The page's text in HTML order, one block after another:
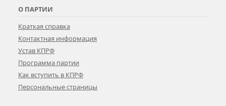
О ПАРТИИ
Краткая справка
Контактная информация
Устав КПРФ
Программа партии
Как вступить в КПРФ
Персональные страницы